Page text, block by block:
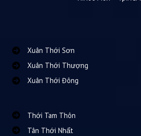
Xuân Thới Sơn
Xuân Thới Thượng
Xuân Thới Đông
Thới Tam Thôn
Tân Thới Nhất